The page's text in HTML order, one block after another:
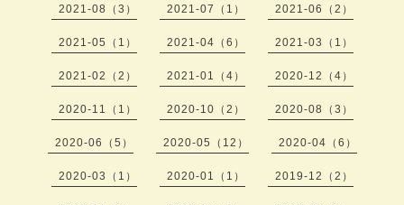
2021-08（3） 2021-07（1） 2021-06（2）
2021-05（1） 2021-04（6） 2021-03（1）
2021-02（2） 2021-01（4） 2020-12（4）
2020-11（1） 2020-10（2） 2020-08（3）
2020-06（5） 2020-05（12） 2020-04（6）
2020-03（1） 2020-01（1） 2019-12（2）